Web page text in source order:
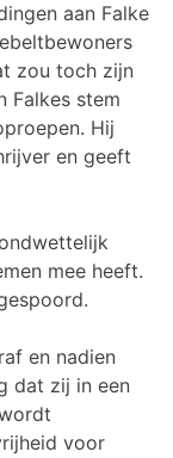
aan Falke
zou toch zijn
Falkes stem
Hij
en geeft
mee heeft.
en nadien
dat zij in een
voor